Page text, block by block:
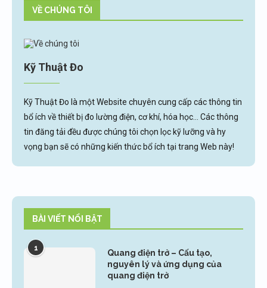
VỀ CHÚNG TÔI
Kỹ Thuật Đo
Kỹ Thuật Đo là một Website chuyên cung cấp các thông tin
bổ ích về thiết bị đo lường điện, cơ khí, hóa học... Các thông
tin đăng tải đều được chúng tôi chọn lọc kỹ lưỡng và hy
vọng bạn sẽ có những kiến thức bổ ích tại trang Web này!
BÀI VIẾT NỔI BẬT
1
Quang điện trở – Cấu tạo,
nguyên lý và ứng dụng của
quang điện trở